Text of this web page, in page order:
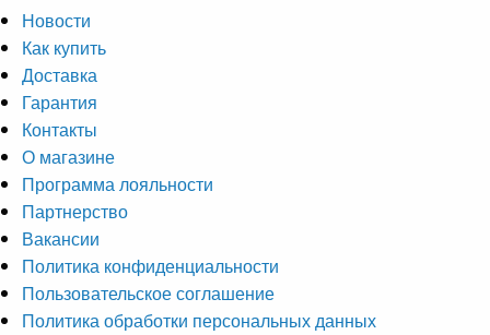
Новости
Как купить
Доставка
Гарантия
Контакты
О магазине
Программа лояльности
Партнерство
Вакансии
Политика конфиденциальности
Пользовательское соглашение
Политика обработки персональных данных